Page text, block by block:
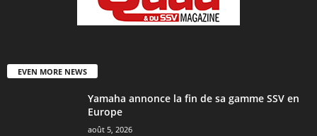
EVEN MORE NEWS
Yamaha annonce la fin de sa gamme SSV en
Europe
août 5, 2026